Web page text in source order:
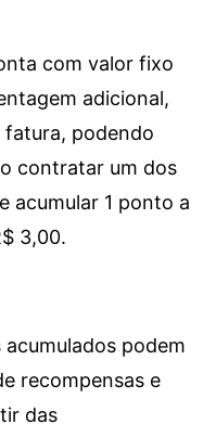
com valor fixo
adicional,
podendo
contratar um dos
acumular 1 ponto a
3,00.
podem
recompensas e
das